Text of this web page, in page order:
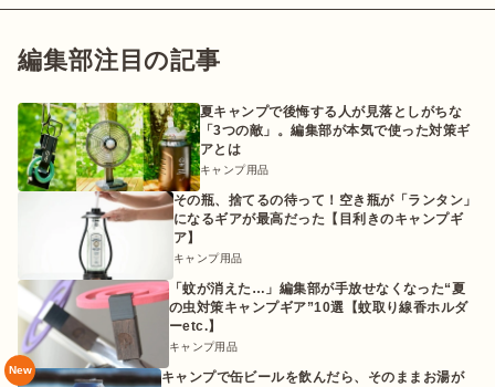
編集部注目の記事
夏キャンプで後悔する人が見落としがちな
「3つの敵」。編集部が本気で使った対策ギ
アとは
キャンプ用品
その瓶、捨てるの待って！空き瓶が「ランタン」
になるギアが最高だった【目利きのキャンプギ
ア】
キャンプ用品
「蚊が消えた…」編集部が手放せなくなった“夏
の虫対策キャンプギア”10選【蚊取り線香ホルダ
ーetc.】
キャンプ用品
New
キャンプで缶ビールを飲んだら、そのままお湯が